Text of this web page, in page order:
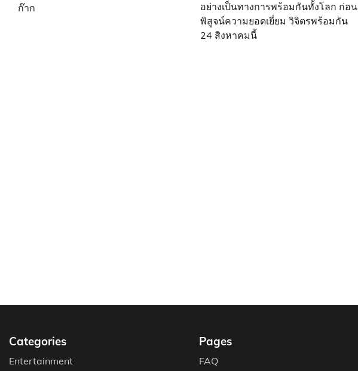
ก๊าก
อย่างเป็นทางการพร้อมกันทั้งโลก ก่อน
พิสูจน์ความยอดเยี่ยม วิจิตรพร้อมกัน
24 สิงหาคมนี้
Categories
Entertainment
Pages
FAQ